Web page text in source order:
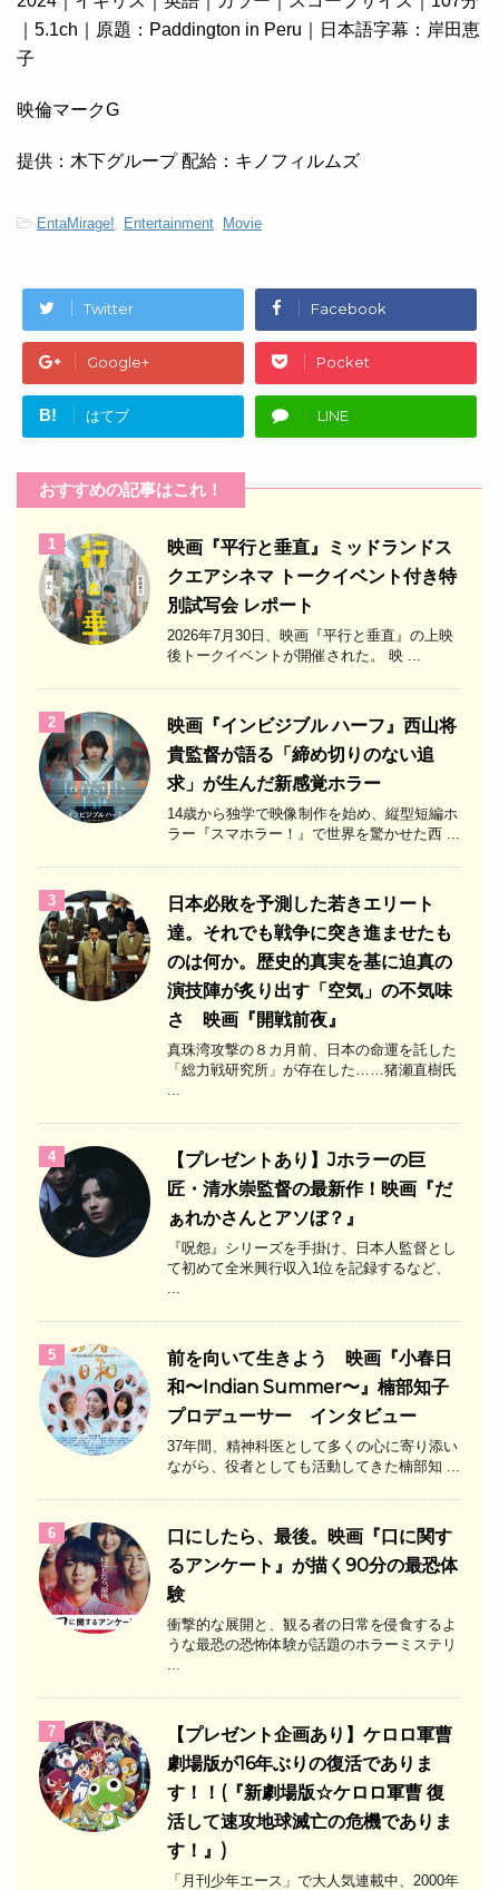
｜5.1ch｜原題：Paddington in Peru｜日本語字幕：岸田恵
子
映倫マークG
提供：木下グループ 配給：キノフィルムズ
-EntaMirage! Entertainment Movie
Twitter Facebook
Google+ Pocket
B! はてブ LINE
おすすめの記事はこれ！
1
映画『平行と垂直』ミッドランドス
クエアシネマ トークイベント付き特
別試写会 レポート
2026年7月30日、映画『平行と垂直』の上映
後トークイベントが開催された。 映 ...
2
映画『インビジブル ハーフ』西山将
貴監督が語る「締め切りのない追
求」が生んだ新感覚ホラー
14歳から独学で映像制作を始め、縦型短編ホ
ラー『スマホラー！』で世界を驚かせた西 ...
3
日本必敗を予測した若きエリート
達。それでも戦争に突き進ませたも
のは何か。歴史的真実を基に迫真の
演技陣が炙り出す「空気」の不気味
さ 映画『開戦前夜』
真珠湾攻撃の８カ月前、日本の命運を託した
「総力戦研究所」が存在した……猪瀬直樹氏
4
【プレゼントあり】Jホラーの巨
匠・清水崇監督の最新作！映画『だ
ぁれかさんとアソぼ？』
『呪怨』シリーズを手掛け、日本人監督とし
て初めて全米興行収入1位を記録するなど、
5
前を向いて生きよう 映画『小春日
和〜Indian Summer〜』楠部知子
プロデューサー インタビュー
37年間、精神科医として多くの心に寄り添い
ながら、役者としても活動してきた楠部知 ...
6
口にしたら、最後。映画『口に関す
るアンケート』が描く90分の最恐体
験
衝撃的な展開と、観る者の日常を侵食するよ
うな最恐の恐怖体験が話題のホラーミステリ
7
【プレゼント企画あり】ケロロ軍曹
劇場版が16年ぶりの復活でありま
す！！(『新劇場版☆ケロロ軍曹 復
活して速攻地球滅亡の危機でありま
す！』)
「月刊少年エース」で大人気連載中、2000年